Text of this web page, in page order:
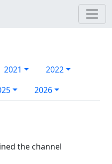
2021
2022
2026
the channel